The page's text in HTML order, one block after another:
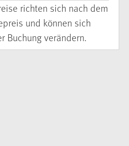
richten sich nach dem
und können sich
Buchung verändern.